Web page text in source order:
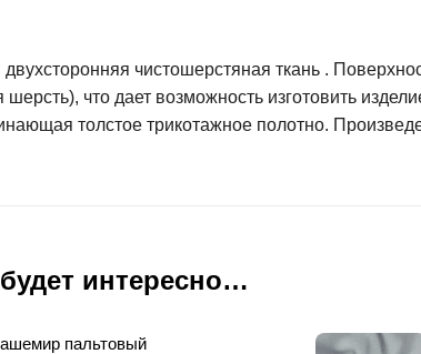
двухсторонняя чистошерстяная ткань .
что дает возможность изготовить
толстое трикотажное полотно.
интересно…
пальтовый